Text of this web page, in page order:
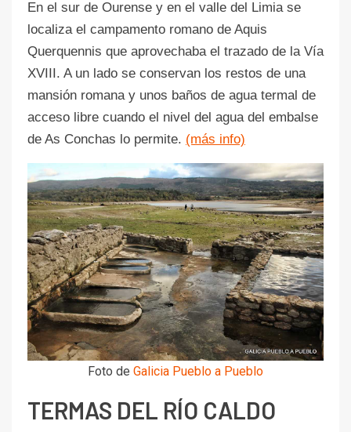
En el sur de Ourense y en el valle del Limia se
localiza el campamento romano de Aquis
Querquennis que aprovechaba el trazado de la Vía
XVIII. A un lado se conservan los restos de una
mansión romana y unos baños de agua termal de
acceso libre cuando el nivel del agua del embalse
de As Conchas lo permite. (más info)
Foto de Galicia Pueblo a Pueblo
TERMAS DEL RÍO CALDO